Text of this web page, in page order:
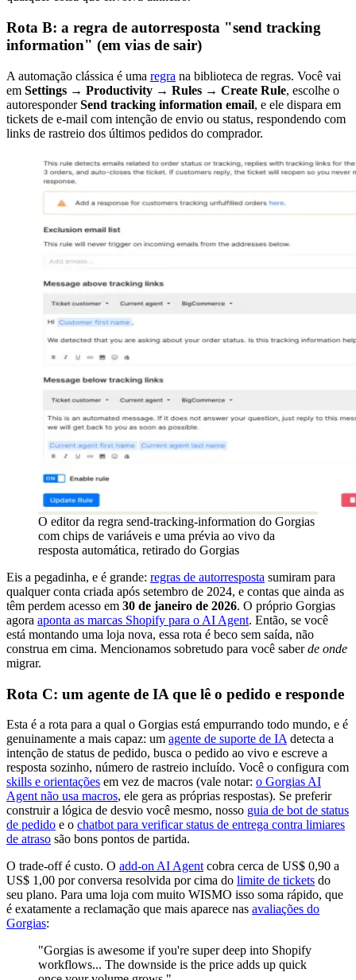
Rota B: a regra de autorresposta "send tracking
information" (em vias de sair)
A automação clássica é uma regra na biblioteca de regras. Você vai
em Settings → Productivity → Rules → Create Rule, escolhe o
autoresponderSend tracking information email, e ele dispara em
tickets de e-mail com intenção de envio ou status, respondendo com
links de rastreio dos últimos pedidos do comprador.
O editor da regra send-tracking-information do Gorgias
com chips de variáveis e uma prévia ao vivo da
resposta automática, retirado do Gorgias
Eis a pegadinha, e é grande: regras de autorresposta sumiram para
qualquer conta criada após setembro de 2024, e contas que ainda as
têm perdem acesso em 30 de janeiro de 2026. O próprio Gorgias
agora aponta as marcas Shopify para o AI Agent. Então, se você
está montando uma loja nova, essa rota é beco sem saída, não
construa em cima. Mencionamos sobretudo para você saberde onde
migrar.
Rota C: um agente de IA que lê o pedido e responde
Esta é a rota para a qual o Gorgias está empurrando todo mundo, e é
genuinamente a mais capaz: um agente de suporte de IA detecta a
intenção de status de pedido, busca o pedido ao vivo e escreve a
resposta sozinho, número de rastreio incluído. Você o configura com
skills e orientações em vez de macros (vale notar: o Gorgias AI
Agent não usa macros, ele gera as próprias respostas). Se preferir
construir a lógica de desvio você mesmo, nosso guia de bot de status
de pedido e o chatbot para verificar status de entrega contra limiares
de atraso são bons pontos de partida.
O trade-off é custo. O add-on AI Agent cobra cerca de US$ 0,90 a
US$ 1,00 por conversa resolvida por cima do limite de tickets do
seu plano. Para uma loja com muito WISMO isso soma rápido, que
é exatamente a reclamação que mais aparece nas avaliações do
Gorgias:
"Gorgias is awesome if you're super deep into Shopify
workflows... The downside is the price adds up quick